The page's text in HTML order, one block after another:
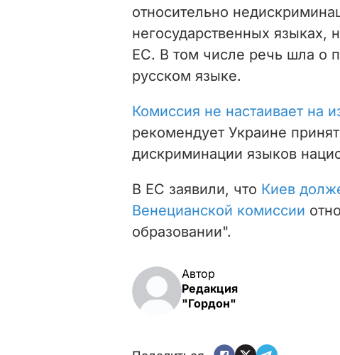
относительно
негосударственных
ЕС. В том числе речь шла о
русском языке.
Комиссия не настаивает на
рекомендует Украине
дискриминации языков
В ЕС заявили, что Киев
Венецианской комиссии
образовании".
Автор
Редакция
"Гордон"